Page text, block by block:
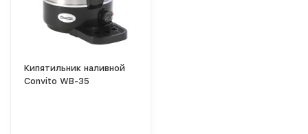
Кипятильник наливной
Convito WB-35